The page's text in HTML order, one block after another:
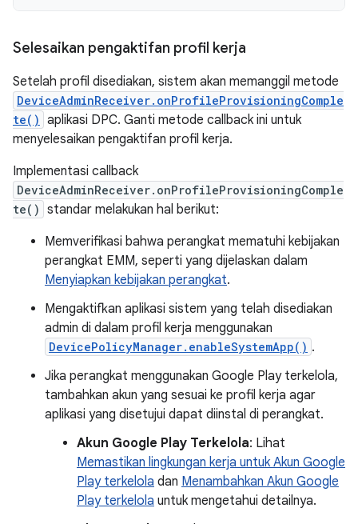
Selesaikan pengaktifan profil kerja
Setelah profil disediakan, sistem akan memanggil metode
DeviceAdminReceiver.onProfileProvisioningComple
te() aplikasi DPC. Ganti metode callback ini untuk
menyelesaikan pengaktifan profil kerja.
Implementasi callback
DeviceAdminReceiver.onProfileProvisioningComple
te() standar melakukan hal berikut:
Memverifikasi bahwa perangkat mematuhi kebijakan
perangkat EMM, seperti yang dijelaskan dalam
Menyiapkan kebijakan perangkat.
Mengaktifkan aplikasi sistem yang telah disediakan
admin di dalam profil kerja menggunakan
DevicePolicyManager.enableSystemApp() .
Jika perangkat menggunakan Google Play terkelola,
tambahkan akun yang sesuai ke profil kerja agar
aplikasi yang disetujui dapat diinstal di perangkat.
Akun Google Play Terkelola: Lihat
Memastikan lingkungan kerja untuk Akun Google
Play terkelola dan Menambahkan Akun Google
Play terkelola untuk mengetahui detailnya.